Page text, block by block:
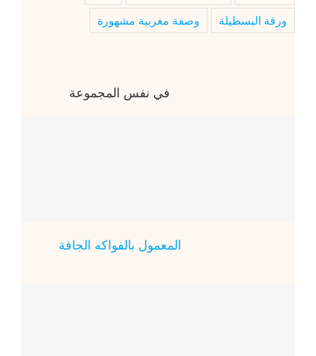
ورقة البسطيلة
وصفة مغربية مشهورة
في نفس المجموعة
المعمول بالفواكه الجافة